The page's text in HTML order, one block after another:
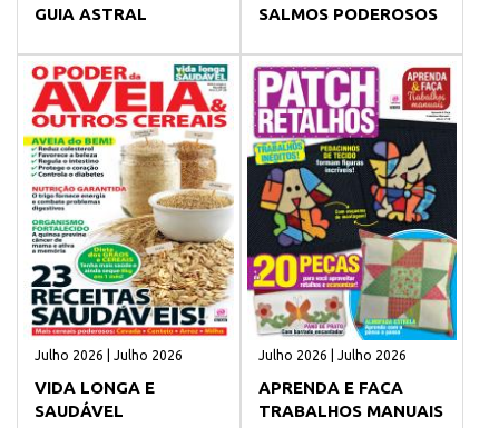
GUIA ASTRAL SALMOS PODEROSOS
Julho 2026 | Julho 2026
VIDA LONGA E
SAUDÁVEL
Julho 2026 | Julho 2026
APRENDA E FACA
TRABALHOS MANUAIS